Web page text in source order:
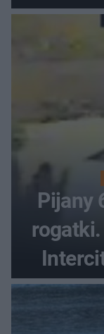
Pijany